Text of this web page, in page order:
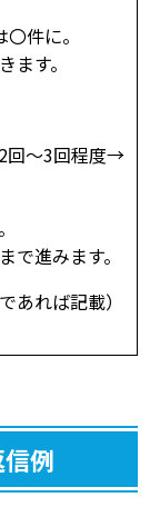
件に。
す。
回～3回程度→
進みます。
れば記載）
例